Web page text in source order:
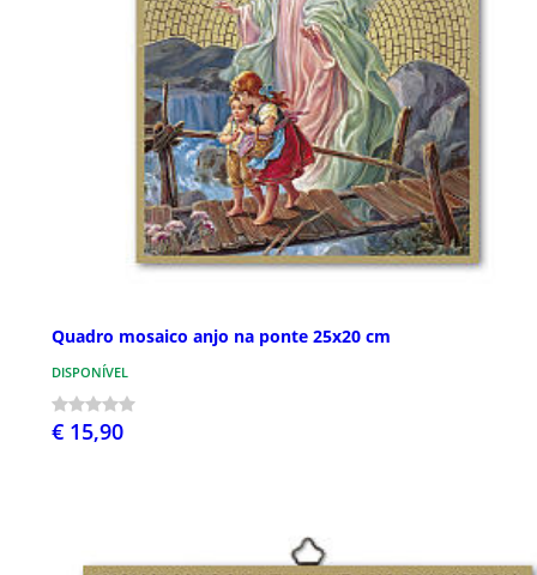
Quadro mosaico anjo na ponte 25x20 cm
DISPONÍVEL
€ 15,90